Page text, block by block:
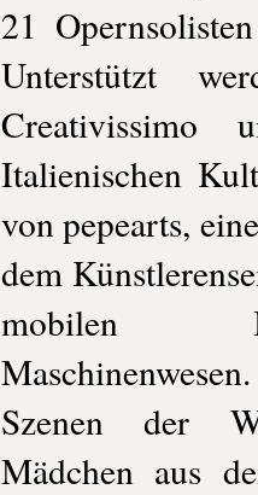
21
Unterstützt
Italienischen
von pepearts,
dem
mobilen
Szenen der
Mädchen aus